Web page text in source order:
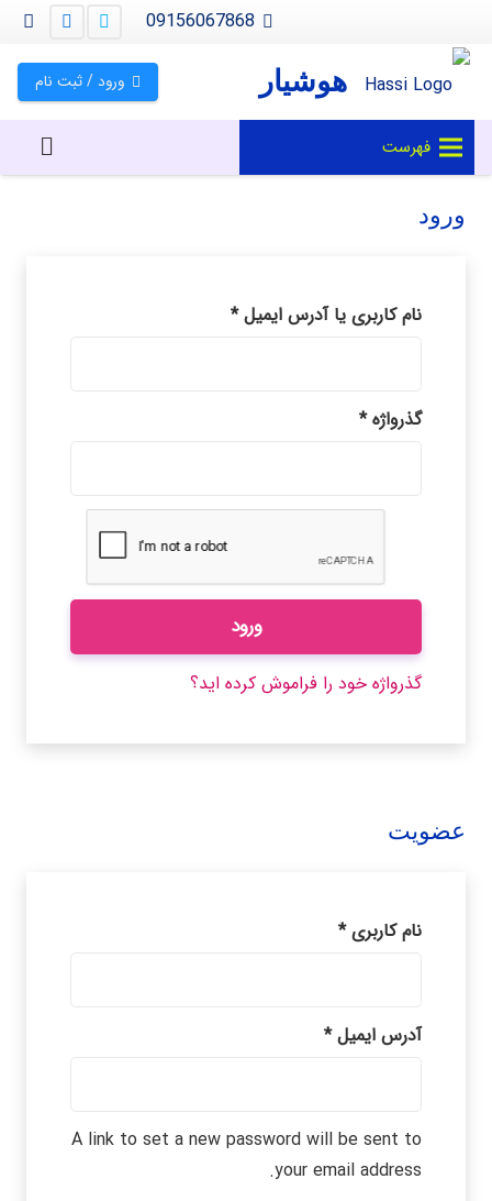
09156067868
هوشیار ورود / ثبت نام
فهرست
ورود
نام کاربری یا آدرس ایمیل*الزامی
گذرواژه*الزامی
ورود
گذرواژه خود را فراموش کرده اید؟
عضویت
نام کاربری*الزامی
آدرس ایمیل*الزامی
A link to set a new password will be sent to
your email address.